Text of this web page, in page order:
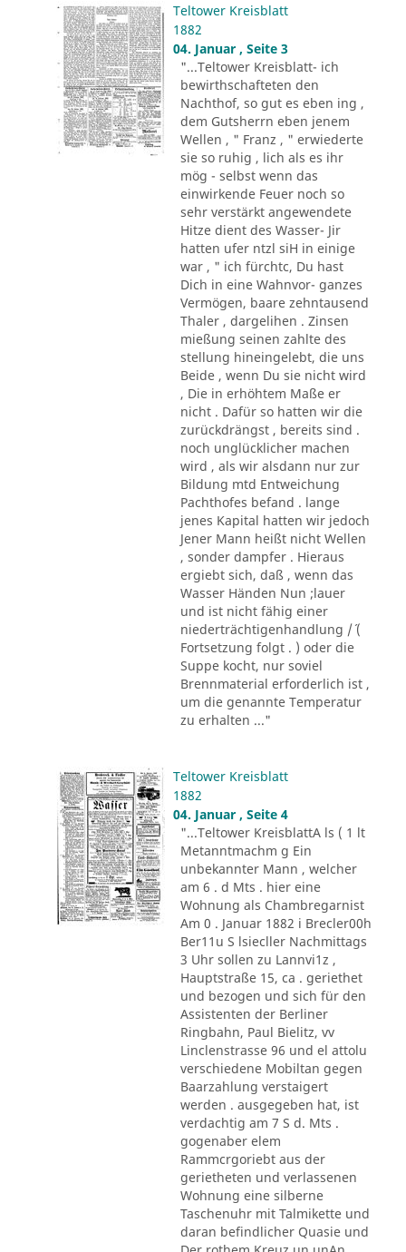
Teltower Kreisblatt
1882
04. Januar , Seite 3
"...Teltower Kreisblatt- ich
bewirthschafteten den
Nachthof, so gut es eben ing ,
dem Gutsherrn eben jenem
Wellen , " Franz , " erwiederte
sie so ruhig , lich als es ihr
mög - selbst wenn das
einwirkende Feuer noch so
sehr verstärkt angewendete
Hitze dient des Wasser- Jir
hatten ufer ntzl siH in einige
war , " ich fürchtc, Du hast
Dich in eine Wahnvor- ganzes
Vermögen, baare zehntausend
Thaler , dargelihen . Zinsen
mießung seinen zahlte des
stellung hineingelebt, die uns
Beide , wenn Du sie nicht wird
, Die in erhöhtem Maße er
nicht . Dafür so hatten wir die
zurückdrängst , bereits sind .
noch unglücklicher machen
wird , als wir alsdann nur zur
Bildung mtd Entweichung
Pachthofes befand . lange
jenes Kapital hatten wir jedoch
Jener Mann heißt nicht Wellen
, sonder dampfer . Hieraus
ergiebt sich, daß , wenn das
Wasser Händen Nun ;lauer
und ist nicht fähig einer
niederträchtigenhandlung /´ (
Fortsetzung folgt . ) oder die
Suppe kocht, nur soviel
Brennmaterial erforderlich ist ,
um die genannte Temperatur
zu erhalten ..."
Teltower Kreisblatt
1882
04. Januar , Seite 4
"...Teltower KreisblattA ls ( 1 lt
Metanntmachm g Ein
unbekannter Mann , welcher
am 6 . d Mts . hier eine
Wohnung als Chambregarnist
Am 0 . Januar 1882 i Brecler00h
Ber11u S lsiecller Nachmittags
3 Uhr sollen zu Lannvi1z ,
Hauptstraße 15, ca . geriethet
und bezogen und sich für den
Assistenten der Berliner
Ringbahn, Paul Bielitz, vv
Linclenstrasse 96 und el attolu
verschiedene Mobiltan gegen
Baarzahlung verstaigert
werden . ausgegeben hat, ist
verdachtig am 7 S d. Mts .
gogenaber elem
Rammcrgoriebt aus der
gerietheten und verlassenen
Wohnung eine silberne
Taschenuhr mit Talmikette und
daran befindlicher Quasie und